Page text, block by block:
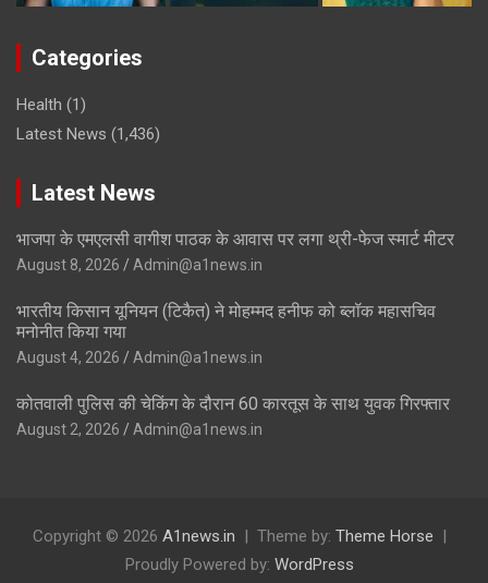
Categories
Health (1)
Latest News (1,436)
Latest News
भाजपा के एमएलसी वागीश पाठक के आवास पर लगा थ्री-फेज स्मार्ट मीटर
August 8, 2026 Admin@a1news.in
भारतीय किसान यूनियन (टिकैत) ने मोहम्मद हनीफ को ब्लॉक महासचिव
मनोनीत किया गया
August 4, 2026 Admin@a1news.in
कोतवाली पुलिस की चेकिंग के दौरान 60 कारतूस के साथ युवक गिरफ्तार
August 2, 2026 Admin@a1news.in
Copyright © 2026 A1news.in Theme by: Theme Horse
Proudly Powered by: WordPress